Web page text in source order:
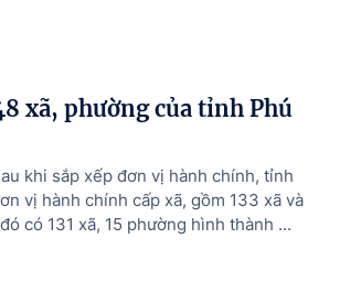
xã, phường của tỉnh Phú
khi sắp xếp đơn vị hành chính, tỉnh
vị hành chính cấp xã, gồm 133 xã và
có 131 xã, 15 phường hình thành ...